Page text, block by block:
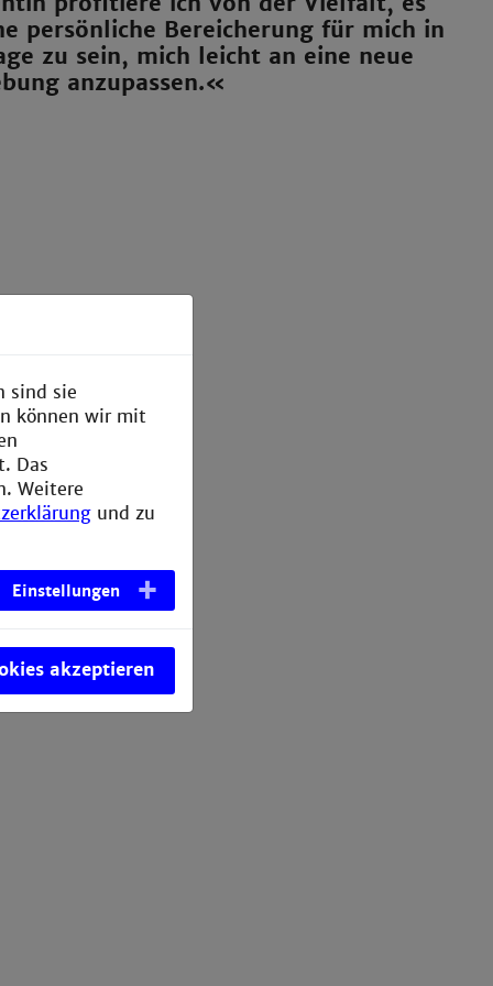
persönliche Bereicherung für mich in
zu sein, mich leicht an eine neue
anzupassen.«
sind sie
können wir mit
Das
Weitere
und zu
Einstellungen
akzeptieren